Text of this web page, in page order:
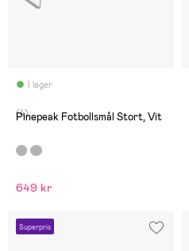
I lager
(4)
Pinepeak Fotbollsmål Stort, Vit
649 kr
Superpris